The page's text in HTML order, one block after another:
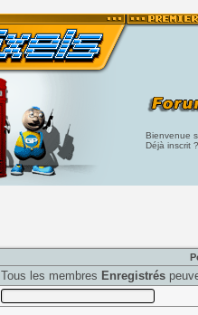
Bienvenue
Déjà inscrit
Tous les membres Enregistrés